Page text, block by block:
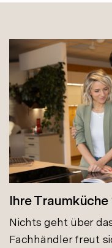
Ihre
Nichts geht über
Fachhändler freut